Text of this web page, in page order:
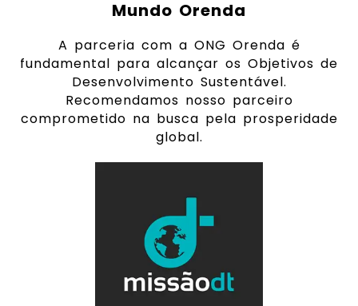
Mundo Orenda
A parceria com a ONG Orenda é
fundamental para alcançar os Objetivos de
Desenvolvimento Sustentável.
Recomendamos nosso parceiro
comprometido na busca pela prosperidade
global.